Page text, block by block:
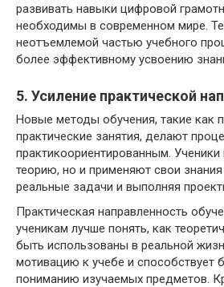
развивать навыки цифровой
необходимы в современном мире.
неотъемлемой частью учебного
более эффективному усвоению
5. Усиление практической
Новые методы обучения, такие как
практические занятия, делают
практикоориентированным.
теорию, но и применяют свои
реальные задачи и выполняя
Практическая направленность
ученикам лучше понять, как
быть использованы в реальной
мотивацию к учебе и способствует
пониманию изучаемых предметов.